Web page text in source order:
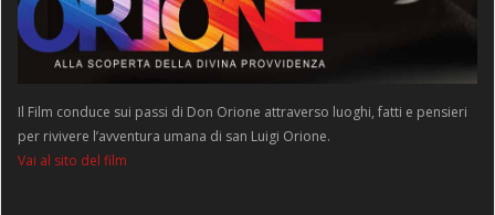
Il Film conduce sui passi di Don Orione attraverso luoghi, fatti e pensieri
per rivivere l’avventura umana di san Luigi Orione.
Vai al sito del film